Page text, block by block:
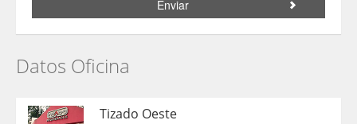
Datos Oficina
Tizado Oeste